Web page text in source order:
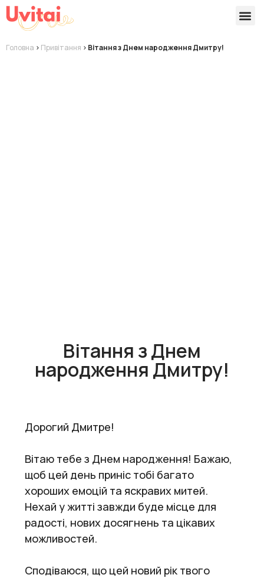
Головна > Привітання > Вітання з Днем народження Дмитру!
Вітання з Днем
народження Дмитру!
Дорогий Дмитре!
Вітаю тебе з Днем народження! Бажаю,
щоб цей день приніс тобі багато
хороших емоцій та яскравих митей.
Нехай у житті завжди буде місце для
радості, нових досягнень та цікавих
можливостей.
Сподіваюся, що цей новий рік твого